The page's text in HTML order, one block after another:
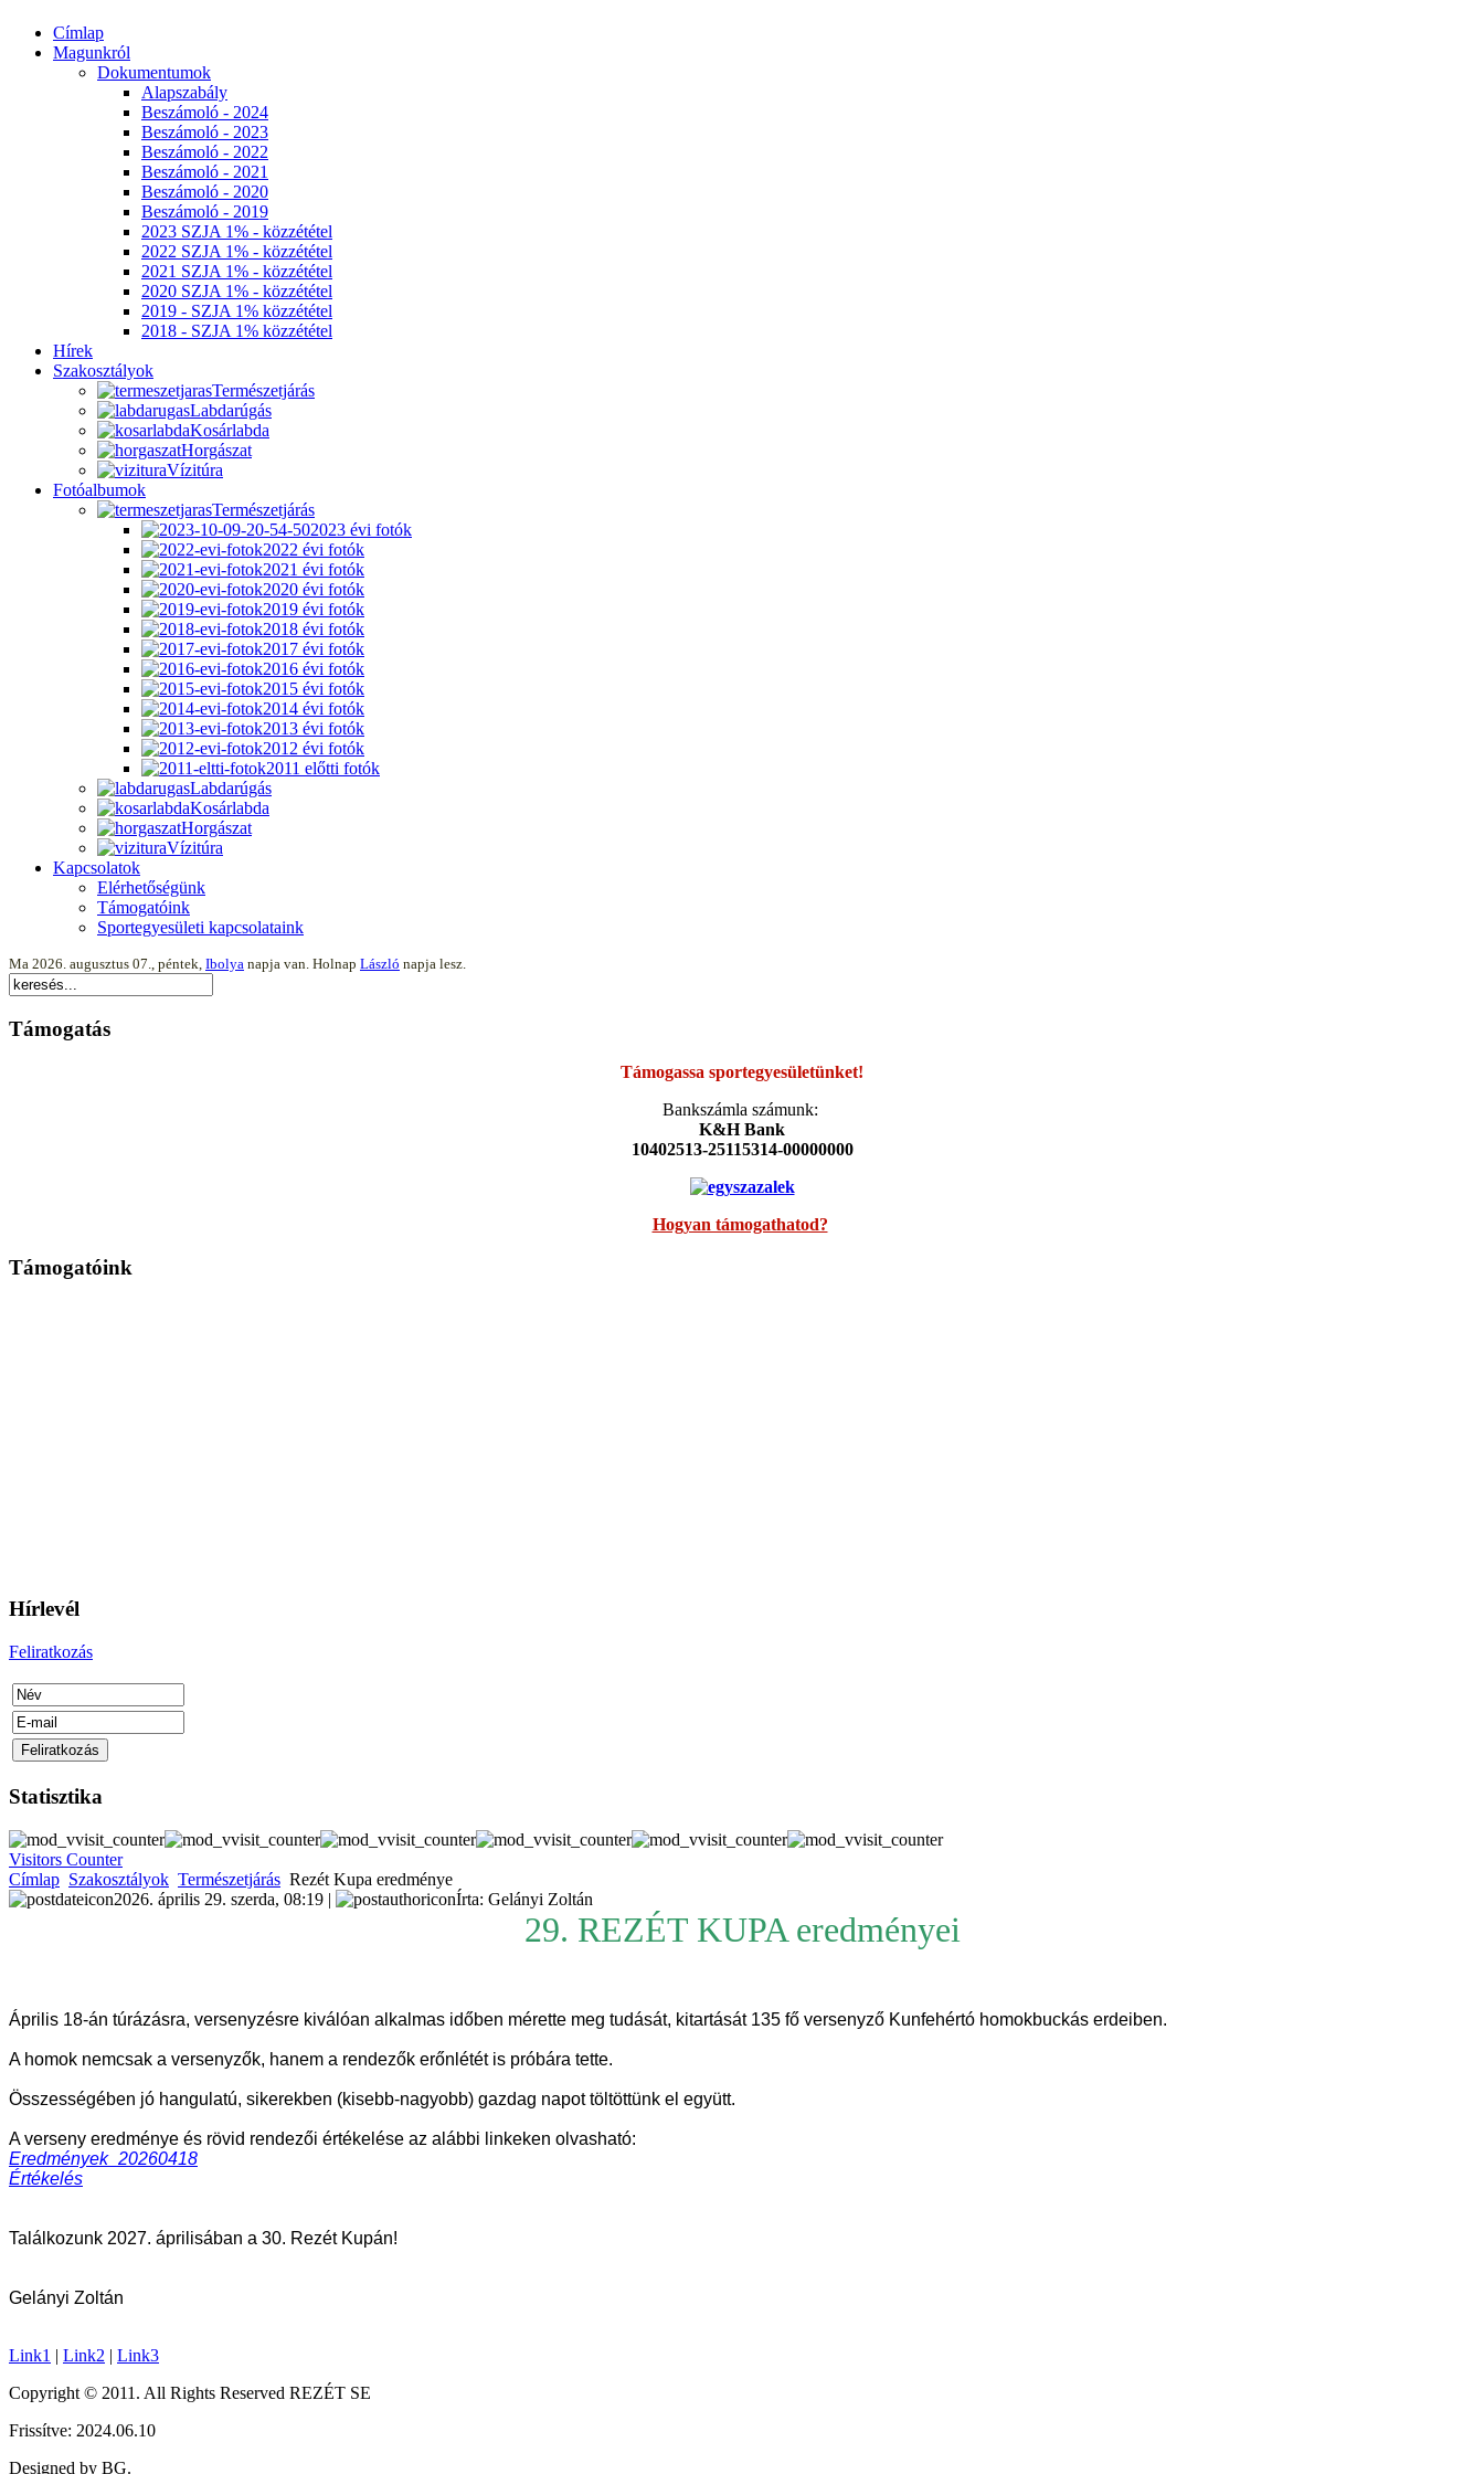
Címlap
Magunkról
Dokumentumok
Alapszabály
Beszámoló - 2024
Beszámoló - 2023
Beszámoló - 2022
Beszámoló - 2021
Beszámoló - 2020
Beszámoló - 2019
2023 SZJA 1% - közzététel
2022 SZJA 1% - közzététel
2021 SZJA 1% - közzététel
2020 SZJA 1% - közzététel
2019 - SZJA 1% közzététel
2018 - SZJA 1% közzététel
Hírek
Szakosztályok
Természetjárás
Labdarúgás
Kosárlabda
Horgászat
Vízitúra
Fotóalbumok
Természetjárás
2023 évi fotók
2022 évi fotók
2021 évi fotók
2020 évi fotók
2019 évi fotók
2018 évi fotók
2017 évi fotók
2016 évi fotók
2015 évi fotók
2014 évi fotók
2013 évi fotók
2012 évi fotók
2011 előtti fotók
Labdarúgás
Kosárlabda
Horgászat
Vízitúra
Kapcsolatok
Elérhetőségünk
Támogatóink
Sportegyesületi kapcsolataink
Ma 2026. augusztus 07., péntek, Ibolya napja van. Holnap László napja lesz.
Támogatás
Támogassa sportegyesületünket!
Bankszámla számunk:
K&H Bank
10402513-25115314-00000000
Hogyan támogathatod?
Támogatóink
Hírlevél
Feliratkozás
Statisztika
Visitors Counter
Címlap Szakosztályok Természetjárás Rezét Kupa eredménye
2026. április 29. szerda, 08:19 |
Írta: Gelányi Zoltán
29. REZÉT KUPA eredményei
Április 18-án túrázásra, versenyzésre kiválóan alkalmas időben mérette meg tudását, kitartását 135 fő versenyző Kunfehértó homokbuckás erdeiben.
A homok nemcsak a versenyzők, hanem a rendezők erőnlétét is próbára tette.
Összességében jó hangulatú, sikerekben (kisebb-nagyobb) gazdag napot töltöttünk el együtt.
A verseny eredménye és rövid rendezői értékelése az alábbi linkeken olvasható:
Eredmények_20260418
Értékelés
Találkozunk 2027. áprilisában a 30. Rezét Kupán!
Gelányi Zoltán
Link1 | Link2 | Link3
Copyright © 2011. All Rights Reserved REZÉT SE
Frissítve: 2024.06.10
Designed by BG.